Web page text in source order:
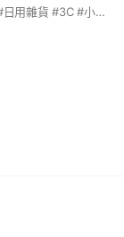
#金石堂 #中文書 #外文書 #文具 #禮品 #日用雜貨 #3C #小家電 #圖書禮券 #金石堂線上商品訂購服務